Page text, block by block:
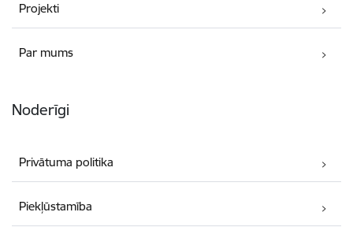
Projekti
Par mums
Noderīgi
Privātuma politika
Piekļūstamība